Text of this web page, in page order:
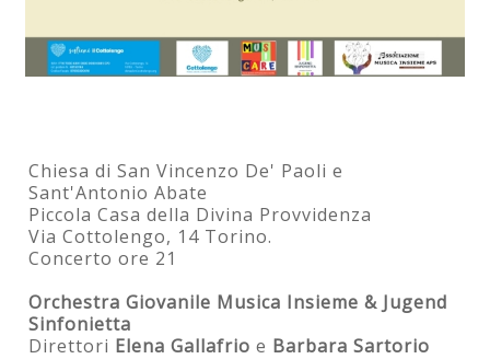
Chiesa di San Vincenzo De' Paoli e
Sant'Antonio Abate
Piccola Casa della Divina Provvidenza
Via Cottolengo, 14 Torino.
Concerto ore 21
Orchestra Giovanile Musica Insieme & Jugend
Sinfonietta
Direttori Elena Gallafrio e Barbara Sartorio